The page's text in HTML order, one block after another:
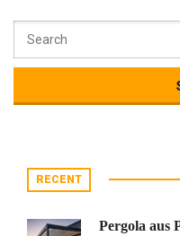
RECENT
Pergola aus